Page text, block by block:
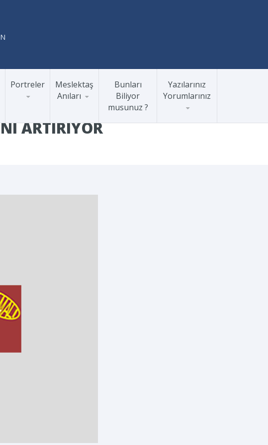
Portreler
Meslektaş
Anıları
Bunları
Biliyor
musunuz ?
Yazılarınız
Yorumlarınız
ARTIRIYOR